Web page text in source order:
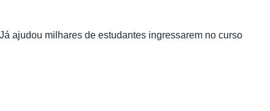
ajudou milhares de estudantes ingressarem no curso